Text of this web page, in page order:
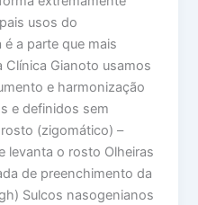
usos do
a parte que mais
Clínica Gianoto usamos
e harmonização
e definidos sem
(zigomático) –
levanta o rosto Olheiras
de preenchimento da
Sulcos nasogenianos